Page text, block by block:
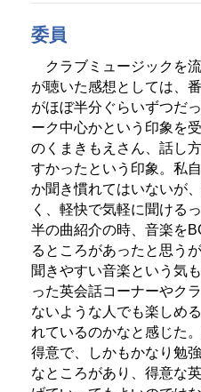
委員
クラブミュージックを
が聴いた感想としては、
がほぼ半分ぐらいずつだ
ーク中心かという印象を受
のくまきもえさん、話し
すかったという印象。私
か聞き慣れてはいないが
く、軽快で気軽に聞ける
半の曲紹介の時、音楽を
るところがあったと思う
聞きやすい音楽という気
った英会話コーナーやク
ないような人でも楽しめ
れているのかなと感じた
得意で、しかもかなり勉
なところがあり、得意な